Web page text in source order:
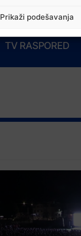
Prikaži podešavanja
TV RASPORED